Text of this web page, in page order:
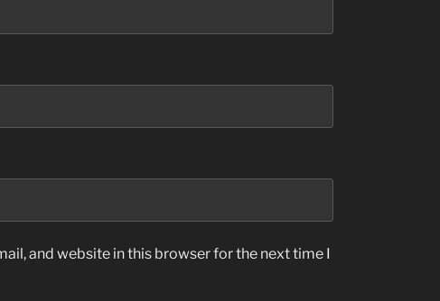
and website in this browser for the next time I